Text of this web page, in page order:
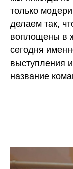
только
делаем так,
воплощены в
сегодня
выступления
название